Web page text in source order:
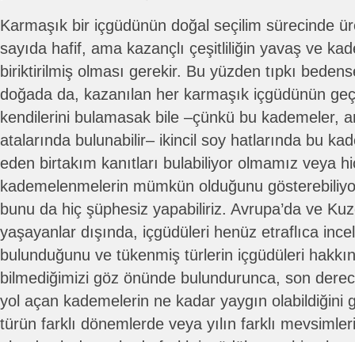
Karmaşık bir içgüdünün doğal seçilim sürecinde
sayıda hafif, ama kazançlı çeşitliliğin yavaş ve
biriktirilmiş olması gerekir. Bu yüzden tıpkı
doğada da, kazanılan her karmaşık içgüdünün
kendilerini bulamasak bile –çünkü bu kademeler,
atalarında bulunabilir– ikincil soy hatlarında bu
eden birtakım kanıtları bulabiliyor olmamız veya
kademelenmelerin mümkün olduğunu
bunu da hiç şüphesiz yapabiliriz. Avrupa’da ve
yaşayanlar dışında, içgüdüleri henüz etraflıca
bulunduğunu ve tükenmiş türlerin içgüdüleri
bilmediğimizi göz önünde bulundurunca, son
yol açan kademelerin ne kadar yaygın olabildiğini
türün farklı dönemlerde veya yılın farklı